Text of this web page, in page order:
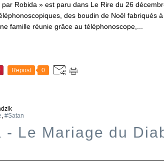
Robida » est paru dans Le Rire du 26
des boudin de Noël fabriqués
famille réunie grâce au téléphonoscope,...
Repost 0
, #Satan
- Le Mariage du